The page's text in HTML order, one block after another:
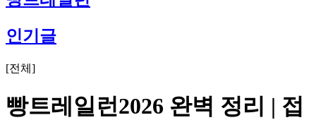
인기글
[전체 ]
빵트레일런2026 완벽 정리 | 접